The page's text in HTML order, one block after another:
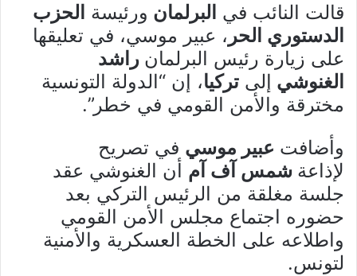
قالت النائب في البرلمان ورئيسة الحزب
الدستوري الحر ، عبير موسي، في تعليقها
على زيارة رئيس البرلمان راشد
الغنوشي إلى تركيا، إن “الدولة التونسية
مخترقة والأمن القومي في خطر”.
وأضافت عبير موسي في تصريح
لإذاعة شمس آف آم أن الغنوشي عقد
جلسة مغلقة من الرئيس التركي بعد
حضوره اجتماع مجلس الأمن القومي
واطلاعه على الخطة العسكرية والأمنية
لتونس.